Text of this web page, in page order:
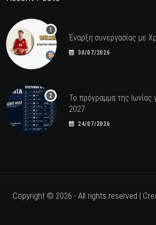
Έναρξη συνεργασίας με
30/07/2026
Το πρόγραμμα της Ιωνίας
2027
24/07/2026
Copyright © 2026 - All rights reserved |